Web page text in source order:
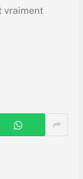
vraiment